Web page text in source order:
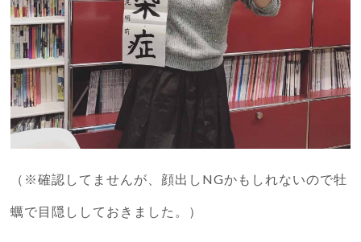
（※確認してませんが、顔出しNGかもしれないので牡
蠣で目隠ししておきました。）